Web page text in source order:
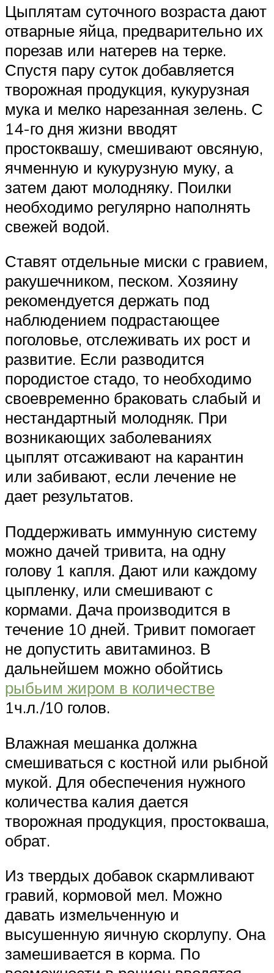
Цыплятам суточного возраста дают
отварные яйца, предварительно их
порезав или натерев на терке.
Спустя пару суток добавляется
творожная продукция, кукурузная
мука и мелко нарезанная зелень. С
14-го дня жизни вводят
простоквашу, смешивают овсяную,
ячменную и кукурузную муку, а
затем дают молодняку. Поилки
необходимо регулярно наполнять
свежей водой.
Ставят отдельные миски с гравием,
ракушечником, песком. Хозяину
рекомендуется держать под
наблюдением подрастающее
поголовье, отслеживать их рост и
развитие. Если разводится
породистое стадо, то необходимо
своевременно браковать слабый и
нестандартный молодняк. При
возникающих заболеваниях
цыплят отсаживают на карантин
или забивают, если лечение не
дает результатов.
Поддерживать иммунную систему
можно дачей тривита, на одну
голову 1 капля. Дают или каждому
цыпленку, или смешивают с
кормами. Дача производится в
течение 10 дней. Тривит помогает
не допустить авитаминоз. В
дальнейшем можно обойтись
рыбьим жиром в количестве
1ч.л./10 голов.
Влажная мешанка должна
смешиваться с костной или рыбной
мукой. Для обеспечения нужного
количества калия дается
творожная продукция, простокваша,
обрат.
Из твердых добавок скармливают
гравий, кормовой мел. Можно
давать измельченную и
высушенную яичную скорлупу. Она
замешивается в корма. По